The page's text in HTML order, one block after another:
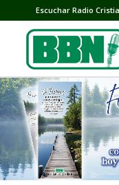
Escuchar Radio